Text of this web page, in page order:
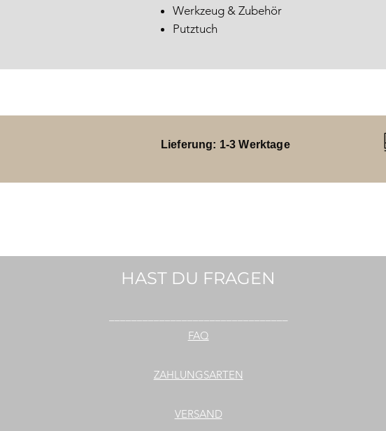
Werkzeug & Zubehör
Putztuch
Lieferung: 1-3 Werktage
HAST DU FRAGEN
FAQ
ZAHLUNGSARTEN
VERSAND